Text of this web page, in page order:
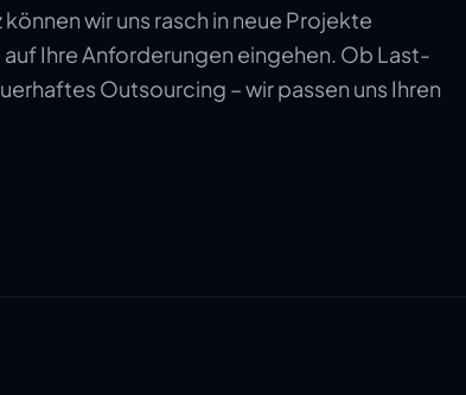
wir uns rasch in neue Projekte
Ihre Anforderungen eingehen. Ob Last-
Outsourcing – wir passen uns Ihren